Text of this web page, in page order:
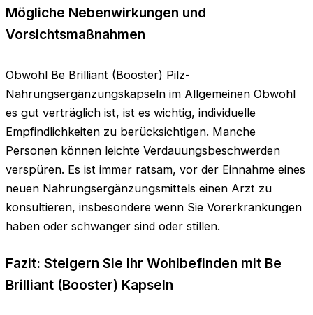
Mögliche Nebenwirkungen und
Vorsichtsmaßnahmen
Obwohl Be Brilliant (Booster) Pilz-
Nahrungsergänzungskapseln im Allgemeinen Obwohl
es gut verträglich ist, ist es wichtig, individuelle
Empfindlichkeiten zu berücksichtigen. Manche
Personen können leichte Verdauungsbeschwerden
verspüren. Es ist immer ratsam, vor der Einnahme eines
neuen Nahrungsergänzungsmittels einen Arzt zu
konsultieren, insbesondere wenn Sie Vorerkrankungen
haben oder schwanger sind oder stillen.
Fazit: Steigern Sie Ihr Wohlbefinden mit Be
Brilliant (Booster) Kapseln